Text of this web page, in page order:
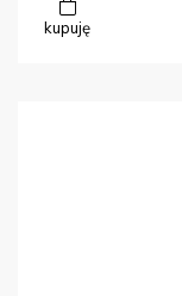
kupuję